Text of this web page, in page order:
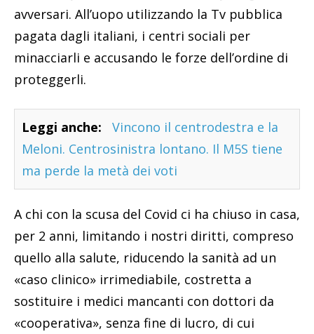
avversari. All’uopo utilizzando la Tv pubblica
pagata dagli italiani, i centri sociali per
minacciarli e accusando le forze dell’ordine di
proteggerli.
Leggi anche:
Vincono il centrodestra e la
Meloni. Centrosinistra lontano. Il M5S tiene
ma perde la metà dei voti
A chi con la scusa del Covid ci ha chiuso in casa,
per 2 anni, limitando i nostri diritti, compreso
quello alla salute, riducendo la sanità ad un
«caso clinico» irrimediabile, costretta a
sostituire i medici mancanti con dottori da
«cooperativa», senza fine di lucro, di cui